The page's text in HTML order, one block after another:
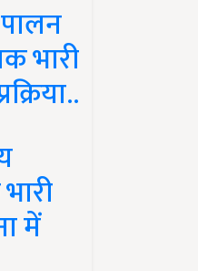
भारी
में